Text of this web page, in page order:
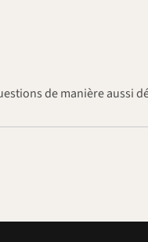
de manière aussi